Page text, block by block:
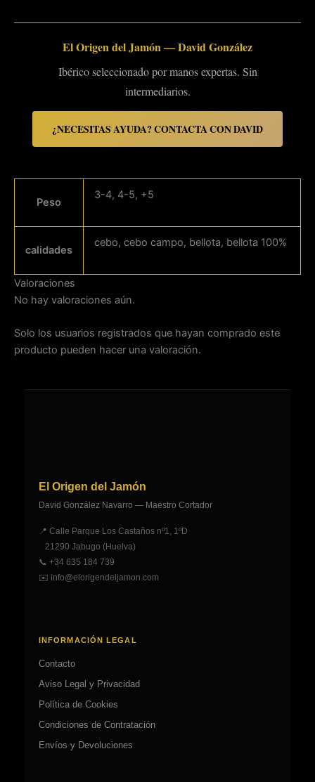
El Origen del Jamón — David González
Ibérico seleccionado por manos expertas. Sin
intermediarios.
¿NECESITAS AYUDA? CONTACTA CON DAVID
Peso
3-4, 4-5, +5
calidades
cebo, cebo campo, bellota, bellota 100%
Valoraciones
No hay valoraciones aún.
Solo los usuarios registrados que hayan comprado este
producto pueden hacer una valoración.
El Origen del Jamón
David González Navarro — Maestro Cortador
📍 Calle Parque Los Castaños nº1, 1ºD
21290 Jabugo (Huelva)
📞 +34 635 184 739
✉️ info@elorigendeljamon.com
INFORMACIÓN LEGAL
Contacto
Aviso Legal y Privacidad
Política de Cookies
Condiciones de Contratación
Envíos y Devoluciones